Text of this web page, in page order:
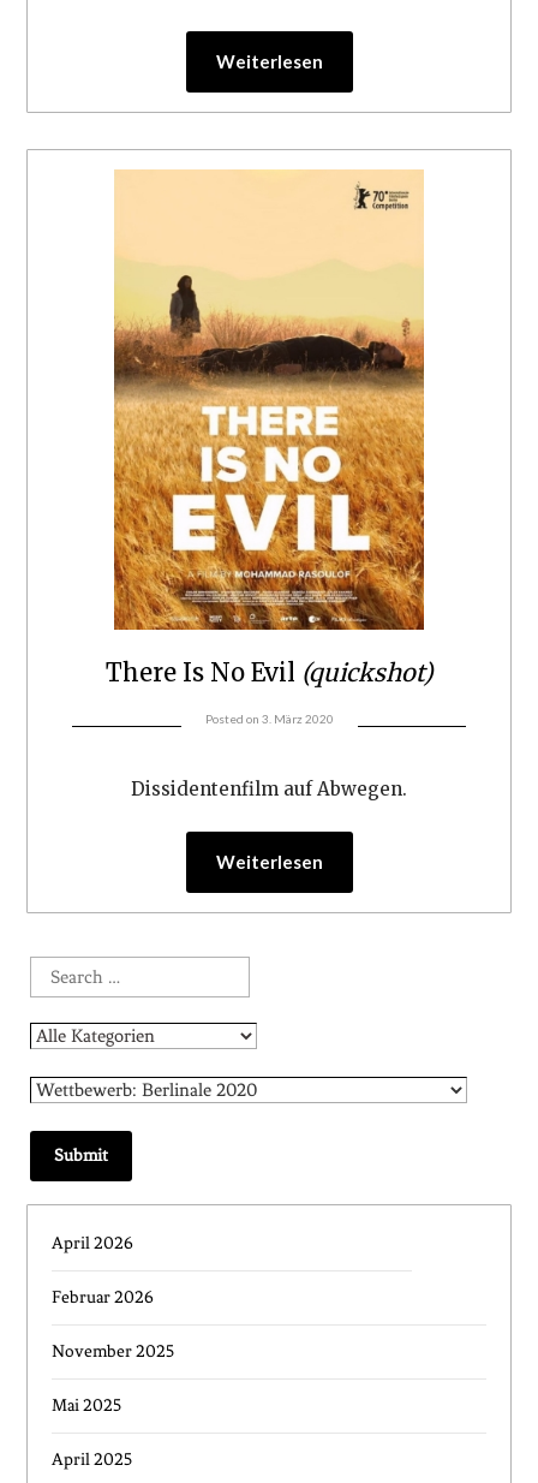
Weiterlesen
There Is No Evil (quickshot)
Posted on 3. März 2020
Dissidentenfilm auf Abwegen.
Weiterlesen
April 2026
Februar 2026
November 2025
Mai 2025
April 2025